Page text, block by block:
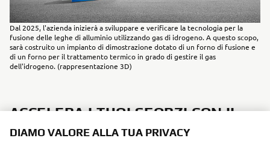
Dal 2025, l'azienda inizierà a sviluppare e verificare la tecnologia per la
fusione delle leghe di alluminio utilizzando gas di idrogeno. A questo scopo,
sarà costruito un impianto di dimostrazione dotato di un forno di fusione e
di un forno per il trattamento termico in grado di gestire il gas
dell'idrogeno. (rappresentazione 3D)
ACCELERA I TUOI SFORZI CON IL
NOSTRO CONCETTO ESCLUSIVO
DIAMO VALORE ALLA TUA PRIVACY